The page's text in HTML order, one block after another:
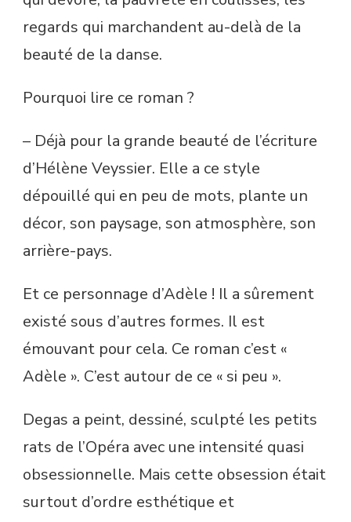
regards qui marchandent au-delà de la
beauté de la danse.
Pourquoi lire ce roman ?
– Déjà pour la grande beauté de l’écriture
d’Hélène Veyssier. Elle a ce style
dépouillé qui en peu de mots, plante un
décor, son paysage, son atmosphère, son
arrière-pays.
Et ce personnage d’Adèle ! Il a sûrement
existé sous d’autres formes. Il est
émouvant pour cela. Ce roman c’est «
Adèle ». C’est autour de ce « si peu ».
Degas a peint, dessiné, sculpté les petits
rats de l’Opéra avec une intensité quasi
obsessionnelle. Mais cette obsession était
surtout d’ordre esthétique et